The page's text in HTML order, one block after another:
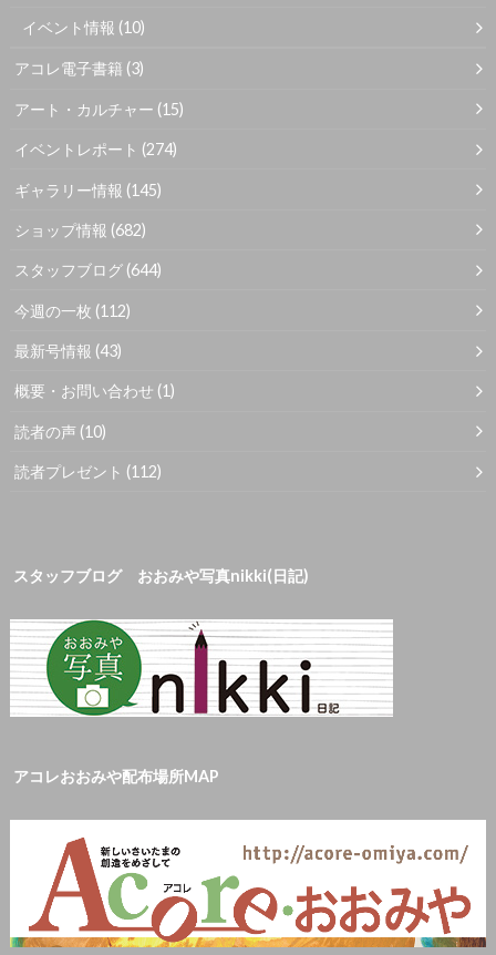
イベント情報 (10)
アコレ電子書籍 (3)
アート・カルチャー (15)
イベントレポート (274)
ギャラリー情報 (145)
ショップ情報 (682)
スタッフブログ (644)
今週の一枚 (112)
最新号情報 (43)
概要・お問い合わせ (1)
読者の声 (10)
読者プレゼント (112)
スタッフブログ おおみや写真nikki(日記)
アコレおおみや配布場所MAP